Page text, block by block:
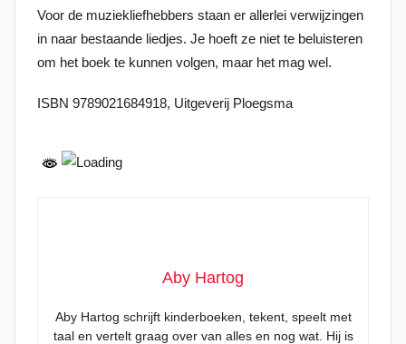
0
2
4
Voor de muziekliefhebbers staan er allerlei verwijzingen
in naar bestaande liedjes. Je hoeft ze niet te beluisteren
om het boek te kunnen volgen, maar het mag wel.
ISBN 9789021684918, Uitgeverij Ploegsma
Aby Hartog
Aby Hartog schrijft kinderboeken, tekent, speelt met
taal en vertelt graag over van alles en nog wat. Hij is